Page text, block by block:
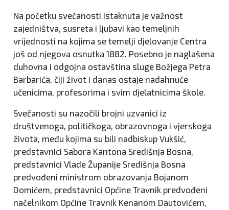
Na početku svečanosti istaknuta je važnost
zajedništva, susreta i ljubavi kao temeljnih
vrijednosti na kojima se temelji djelovanje Centra
još od njegova osnutka 1882. Posebno je naglašena
duhovna i odgojna ostavština sluge Božjega Petra
Barbarića, čiji život i danas ostaje nadahnuće
učenicima, profesorima i svim djelatnicima škole.
Svečanosti su nazočili brojni uzvanici iz
društvenoga, političkoga, obrazovnoga i vjerskoga
života, među kojima su bili nadbiskup Vukšić,
predstavnici Sabora Kantona Središnja Bosna,
predstavnici Vlade Županije Središnja Bosna
predvođeni ministrom obrazovanja Bojanom
Domićem, predstavnici Općine Travnik predvođeni
načelnikom Općine Travnik Kenanom Dautovićem,